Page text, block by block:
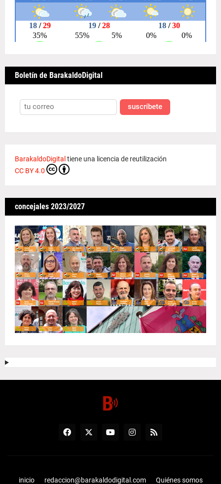
Boletín de BarakaldoDigital
suscríbete
BarakaldoDigital tiene una licencia de reutilización
CC BY 4.0
concejales 2023/2027
inicio redaccion@barakaldodigital.com Quiénes somos